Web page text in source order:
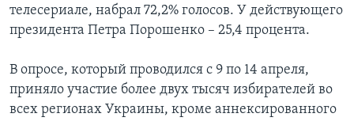
телесериале, набрал 72,2% голосов. У действующего
президента Петра Порошенко – 25,4 процента.
В опросе, который проводился с 9 по 14 апреля,
приняло участие более двух тысяч избирателей во
всех регионах Украины, кроме аннексированного